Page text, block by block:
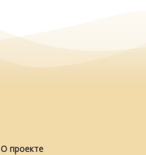
О проекте